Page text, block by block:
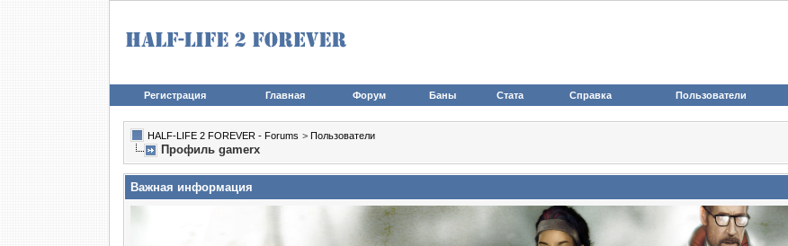
Регистрация Главная Форум Баны Стата Справка Пользователи
HALF-LIFE 2 FOREVER - Forums > Пользователи
Профиль gamerx
Важная информация